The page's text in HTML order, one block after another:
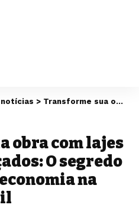
notícias > Transforme sua obra com lajes e painéis treliçados: O segredo da eficiência e economia na construção civil
obra com lajes
O segredo
na